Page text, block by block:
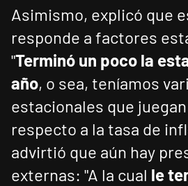
Asimismo, explicó que
responde a factores
"Terminó un poco la
año, o sea, teníamos
estacionales que
respecto a la tasa de
advirtió que aún hay
externas: "A la cual le